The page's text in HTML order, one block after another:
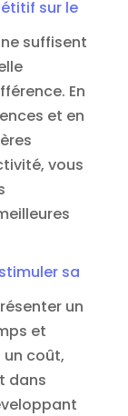
sur le
suffisent
En
et en
vous
sa
un
et
un coût,
dans